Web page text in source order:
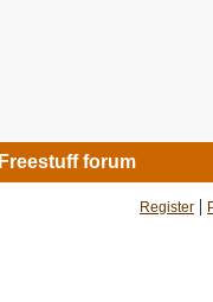
Freestuff forum
Register |